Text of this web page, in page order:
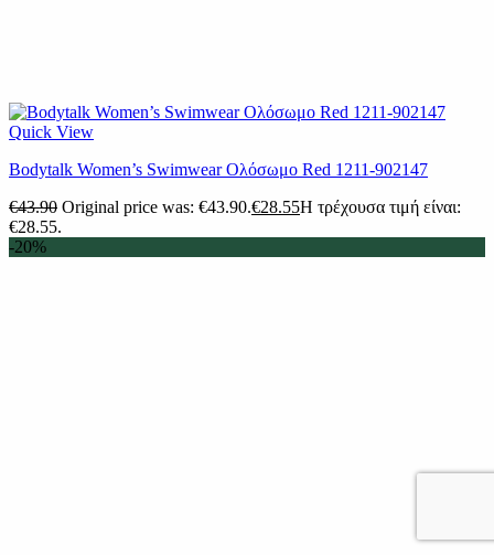
Quick View
Βodytalk Women’s Swimwear Ολόσωμο Red 1211-902147
€43.90 Original price was: €43.90.€28.55Η τρέχουσα τιμή είναι:
€28.55.
-20%